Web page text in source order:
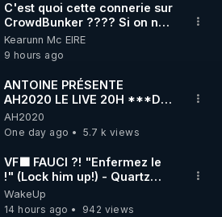
SUR ODYSEE
sont aussi sur la
PRÉSENTIEL
C'est quoi cette connerie sur
CrowdBunker ???? Si on ne
peut plus publier, c'est un
peu de la censure. Ne payez
pas les boucliers pour voir
mes vidéos, c'est une
arnaque parce que ma
gratuits. Je préfère la voir
mourir que de voir mes
CrowdBunker s'est tiré une
balle dans le pied sans nos
chaines CrowdBunker n'est
plus rien. Migrez vers les
Kearunn Mc EIRE
9 hours ago
ANTOINE PRÉSENTE
AH2020 LE LIVE 20H ***DU
04/08/2026*** 📷LE
GRAND RÉVEIL EST EN
MARCHE 📷
AH2020
One day ago
5.7 k views
VF🟩 FAUCI ?! "Enfermez le
!" (Lock him up!) - Quartz
Traduction
WakeUp
14 hours ago
942 views